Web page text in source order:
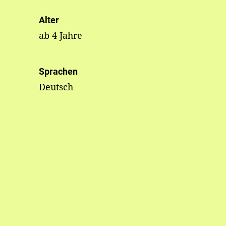
Alter
ab 4 Jahre
Sprachen
Deutsch